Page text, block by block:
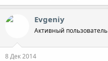
Evgeniy
Активный пользователь
8 Дек 2014